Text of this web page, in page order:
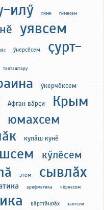
илӳ гимн гимнсем
уявсем
ӳнерҫӗсем
ҫурт-
танташтару
ӳкерчӗксем
Афган вӑрҫи Крым
юмахсем
кулӑш кунӗ
кӳлӗсем
этем сывлӑх
арифметика чӗрнесем
вӑрттӑнлӑх хантсем